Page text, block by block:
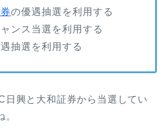
の優遇抽選を利用する
ンス当選を利用する
抽選を利用する
日興と大和証券から当選してい